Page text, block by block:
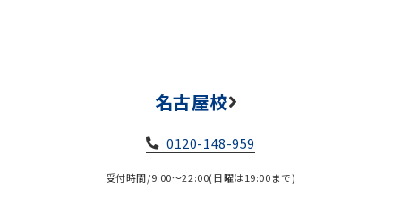
名古屋校
0120-148-959
受付時間/9:00～22:00(日曜は19:00まで)